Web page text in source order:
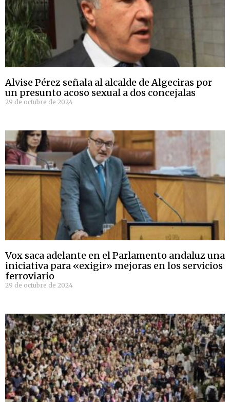
Alvise Pérez señala al alcalde de Algeciras por
un presunto acoso sexual a dos concejalas
29 de octubre de 2024
Vox saca adelante en el Parlamento andaluz una
iniciativa para «exigir» mejoras en los servicios
ferroviario
29 de octubre de 2024